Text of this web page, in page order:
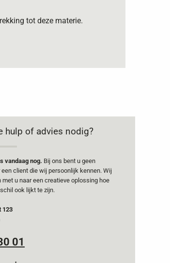
tot deze materie.
hulp of advies nodig?
vandaag nog. Bij ons bent u geen
een client die wij persoonlijk kennen. Wij
met u naar een creatieve oplossing hoe
ook lijkt te zijn.
123
01